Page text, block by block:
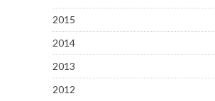
2015
2014
2013
2012